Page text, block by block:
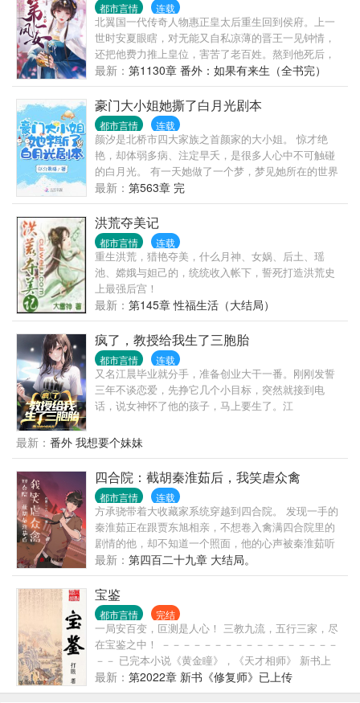
都市言情 连载
北翼国一代传奇人物惠正皇太后重生回到侯府。上一
世时安夏眼瞎，对无能又自私凉薄的晋王一见钟情，
还把他费力推上皇位，害苦了老百姓。熬到他死后，
还得给他收拾烂摊子。这一世她只想守着母亲和失而
复得的哥哥安安静静过完一生，谁知天生凤命，随手
捡个上门夫婿竟然是西梁国死了十年的幼帝。她哀叹
自己好命苦，忍痛放一纸和离书给他自由。而他却将
和离书撕得稀烂，怒斥她：“你当朕是什么，想扔就
扔？”扔不掉能怎么办？陪他走上夺位之路重操旧业
呗。只是这一次的夫君强多了，恪守男德，对别的女
子目不斜视。时安夏主动给他充盈后宫，他还很生
气。能干的夫君把前朝管理得井井有条，时安夏非常
满意，仍旧过着安安静静的幸福生活。
最新： 第1130章 番外：如果有来生（全书完）
豪门大小姐她撕了白月光剧本
都市言情 连载
颜汐是北桥市四大家族之首颜家的大小姐。 惊才绝
艳，却体弱多病、注定早夭，是很多人心中不可触碰
的白月光。 有一天她做了一个梦，梦见她所在的世界
是一本小说。 小说中，为了抚平丧妻又即将丧女的伤
痛，父亲领养了一个长得跟她很像的女孩陈香香。 女
孩柔软如同小鹿，却又格外治愈，比之于她更加让人
怜惜。 在让女孩当了她一阵子的替身、经历了各种虐
心桥段之后，大家纷纷醒悟，父亲、哥哥、未婚夫和
朋友，纷纷把女孩宠上了天。 而颜汐这个该死的白月
光却一直要死不死，各种跟女孩作对，生生活成了恶
毒女配。 最后被所有人厌恶唾弃，被设计泼硫酸毁容
后跳楼身亡，死后还留下了大笔遗产，被女孩继承。
因未能救活母亲而心怀愧疚、对生死看淡的颜汐：
…… 她忽然不想死了！ 她撕了白月光剧本，决定远离
这群神经病，好好做科研玩音乐搞投资，掉马虐渣两
不误，力求活得比谁都久，让任何人都不能打她财产
的主意！ 虐渣的过程中，顺便出手保护了一下某清贵
冷肃的美少年，结果美少年居然也是马甲很多的大
最新： 第563章 完
洪荒夺美记
都市言情 连载
重生洪荒，猎艳夺美，什么月神、女娲、后土、瑶
池、嫦娥与妲己的，统统收入帐下，誓死打造洪荒史
上最强后宫！
最新： 第145章 性福生活（大结局）
疯了，教授给我生了三胞胎
都市言情 连载
又名江晨毕业就分手，准备创业大干一番。刚刚发誓
三年不谈恋爱，先挣它几个小目标，突然就接到电
话，说女神怀了他的孩子，马上要生了。江
授也就罢了，陪产的女神闺蜜，居然是自己老妈，负
责接生的助产医生是自己表姐，值班护士是自己初
恋。而且还一出门遇上了前任……与此同时，脾气暴
躁的老爸提着七匹狼，也在匆忙赶来的路上。得，整
个晋西北乱成一锅粥了！！！……
最新： 番外 我想要个妹妹
四合院：截胡秦淮茹后，我笑虐众禽
都市言情 连载
方承骁带着大收藏家系统穿越到四合院。 发现一手的
秦淮茹正在跟贾东旭相亲，不想卷入禽满四合院里的
剧情的他，却不知道一个照面，他的心声被秦淮茹听
了个清清楚楚。 原本跟贾东旭相亲要嫁给贾东旭的秦
淮茹，就这样拐了个弯的要嫁给他！ 众禽因此各种登
场，一气之下不想卷入麻烦的方承骁还真娶了秦淮
茹。 秦淮茹温柔体贴，自请白天上班赚钱，下班干
活，就为了让他专注做自己的事情，方承骁顿时就真
香了。 自此，方承骁一边过着被人羡慕嫉妒恨的日
子，一边笑看四合院众禽风云，坑禽虐禽，好不畅
快！
最新： 第四百二十九章 大结局。
宝鉴
都市言情 完结
一局安百变，叵测是人心！ 三教九流，五行三家，尽
在宝鉴之中！ －－－－－－－－－－－－－－－－－
－－ 已完本小说《黄金瞳》，《天才相师》 新书上
传，朋友们多多支持，点击+推荐票
最新： 第2022章 新书《修复师》已上传